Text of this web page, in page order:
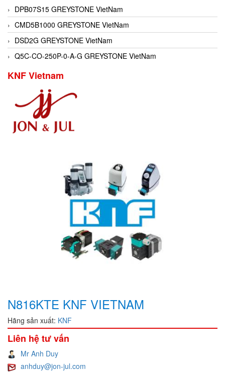
DPB07S15 GREYSTONE VietNam
CMD5B1000 GREYSTONE VietNam
DSD2G GREYSTONE VietNam
Q5C-CO-250P-0-A-G GREYSTONE VietNam
KNF Vietnam
N816KTE KNF VIETNAM
Hãng sản xuất: KNF
Liên hệ tư vấn
Mr Anh Duy
anhduy@jon-jul.com